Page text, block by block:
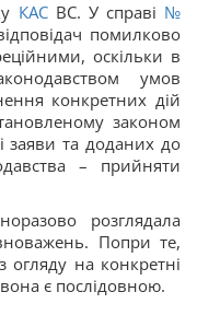
КАСВС. У справі №
помилково
оскільки в
умов
конкретних дій
законом
заяви та доданих до
– прийняти
розглядала
Попри те,
огляду на конкретні
є послідовною.